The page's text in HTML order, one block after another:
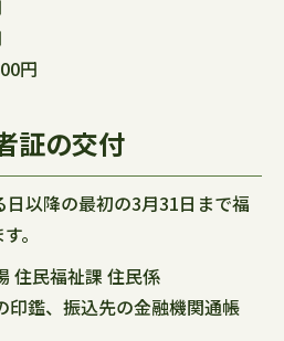
円
証の交付
以降の最初の3月31日まで福
。
住民福祉課 住民係
印鑑、振込先の金融機関通帳